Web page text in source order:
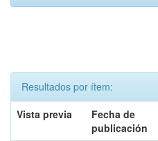
Resultados por ítem:
Vista previa
Fecha de
publicación